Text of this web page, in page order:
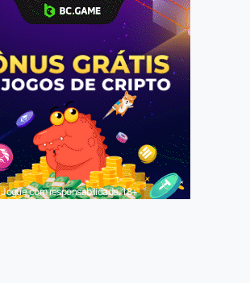
Jogue com responsabilidade. 18+